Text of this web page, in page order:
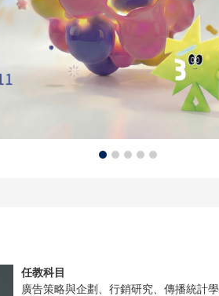
任教科目
廣告策略與企劃、行銷研究、傳播統計